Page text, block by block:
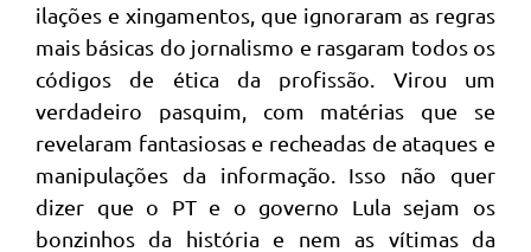
ilações e xingamentos, que ignoraram as regras
mais básicas do jornalismo e rasgaram todos os
códigos de ética da profissão. Virou um
verdadeiro pasquim, com matérias que se
revelaram fantasiosas e recheadas de ataques e
manipulações da informação. Isso não quer
dizer que o PT e o governo Lula sejam os
bonzinhos da história e nem as vítimas da